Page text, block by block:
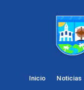
Inicio Noticias